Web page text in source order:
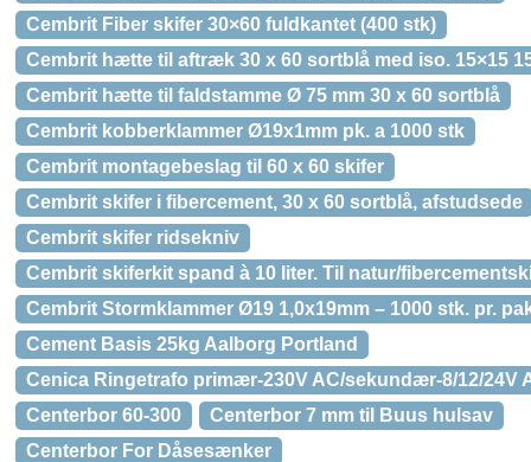
Cembrit Fiber skifer 30×60 fuldkantet (400 stk)
Cembrit hætte til aftræk 30 x 60 sortblå med iso. 15×15
Cembrit hætte til faldstamme Ø 75 mm 30 x 60 sortblå
Cembrit kobberklammer Ø19x1mm pk. a 1000 stk
Cembrit montagebeslag til 60 x 60 skifer
Cembrit skifer i fibercement, 30 x 60 sortblå, afstudsede
Cembrit skifer ridsekniv
Cembrit skiferkit spand à 10 liter. Til natur/
Cembrit Stormklammer Ø19 1,0x19mm – 1000 stk. pr.
Cement Basis 25kg Aalborg Portland
Cenica Ringetrafo primær-230V AC/sekundær-8/12/24V
Centerbor 60-300
Centerbor 7 mm til Buus hulsav
Centerbor For Dåsesænker